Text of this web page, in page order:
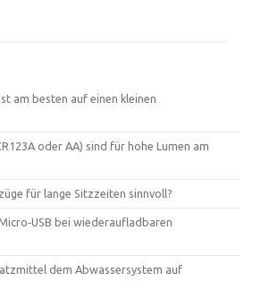
am besten auf einen kleinen
oder AA) sind für hohe Lumen am
für lange Sitzzeiten sinnvoll?
bei wiederaufladbaren
dem Abwassersystem auf